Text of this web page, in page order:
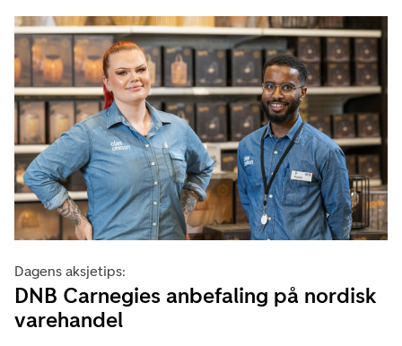
Dagens aksjetips:
DNB Carnegies anbefaling på nordisk
varehandel